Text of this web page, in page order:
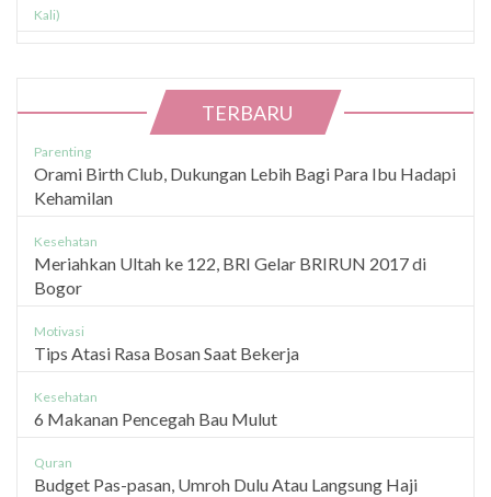
Kali)
TERBARU
Parenting
Orami Birth Club, Dukungan Lebih Bagi Para Ibu Hadapi
Kehamilan
Kesehatan
Meriahkan Ultah ke 122, BRI Gelar BRIRUN 2017 di
Bogor
Motivasi
Tips Atasi Rasa Bosan Saat Bekerja
Kesehatan
6 Makanan Pencegah Bau Mulut
Quran
Budget Pas-pasan, Umroh Dulu Atau Langsung Haji